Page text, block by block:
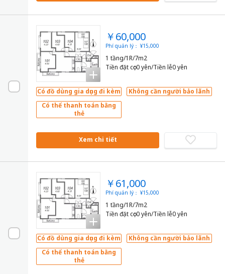
￥60,000
Phí quản lý： ¥15,000
1 tầng/1R/7m2
Tiền đặt cọc0 yên/Tiền lễ0 yên
Có đồ dùng gia dụng đi kèm
Không cần người bảo lãnh
Có thể thanh toán bằng
thẻ
Xem chi tiết
￥61,000
Phí quản lý： ¥15,000
1 tầng/1R/7m2
Tiền đặt cọc0 yên/Tiền lễ0 yên
Có đồ dùng gia dụng đi kèm
Không cần người bảo lãnh
Có thể thanh toán bằng
thẻ